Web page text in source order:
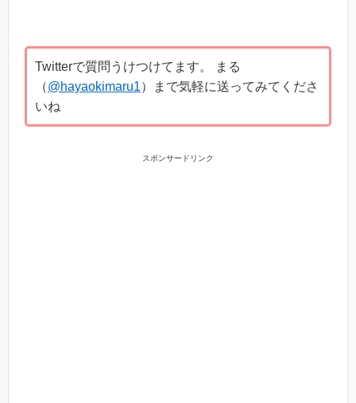
Twitterで質問うけつけてます。 まる
（@hayaokimaru1）まで気軽に送ってみてくださ
いね
スポンサードリンク